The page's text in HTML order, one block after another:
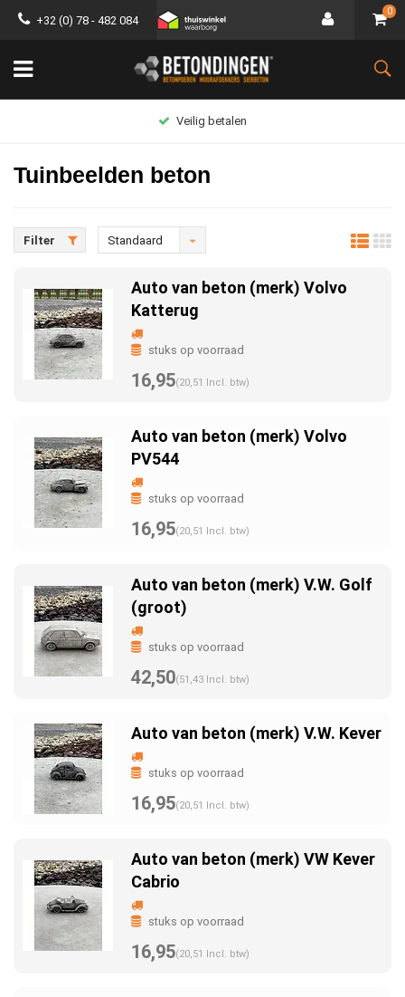
+32 (0) 78 - 482 084
0
Groot assortiment
Tuinbeelden beton
Filter Standaard
Auto van beton (merk) Volvo
Katterug
stuks op voorraad
16,95(20,51 Incl. btw)
Auto van beton (merk) Volvo
PV544
stuks op voorraad
16,95(20,51 Incl. btw)
Auto van beton (merk) V.W. Golf
(groot)
stuks op voorraad
42,50(51,43 Incl. btw)
Auto van beton (merk) V.W. Kever
stuks op voorraad
16,95(20,51 Incl. btw)
Auto van beton (merk) VW Kever
Cabrio
stuks op voorraad
16,95(20,51 Incl. btw)